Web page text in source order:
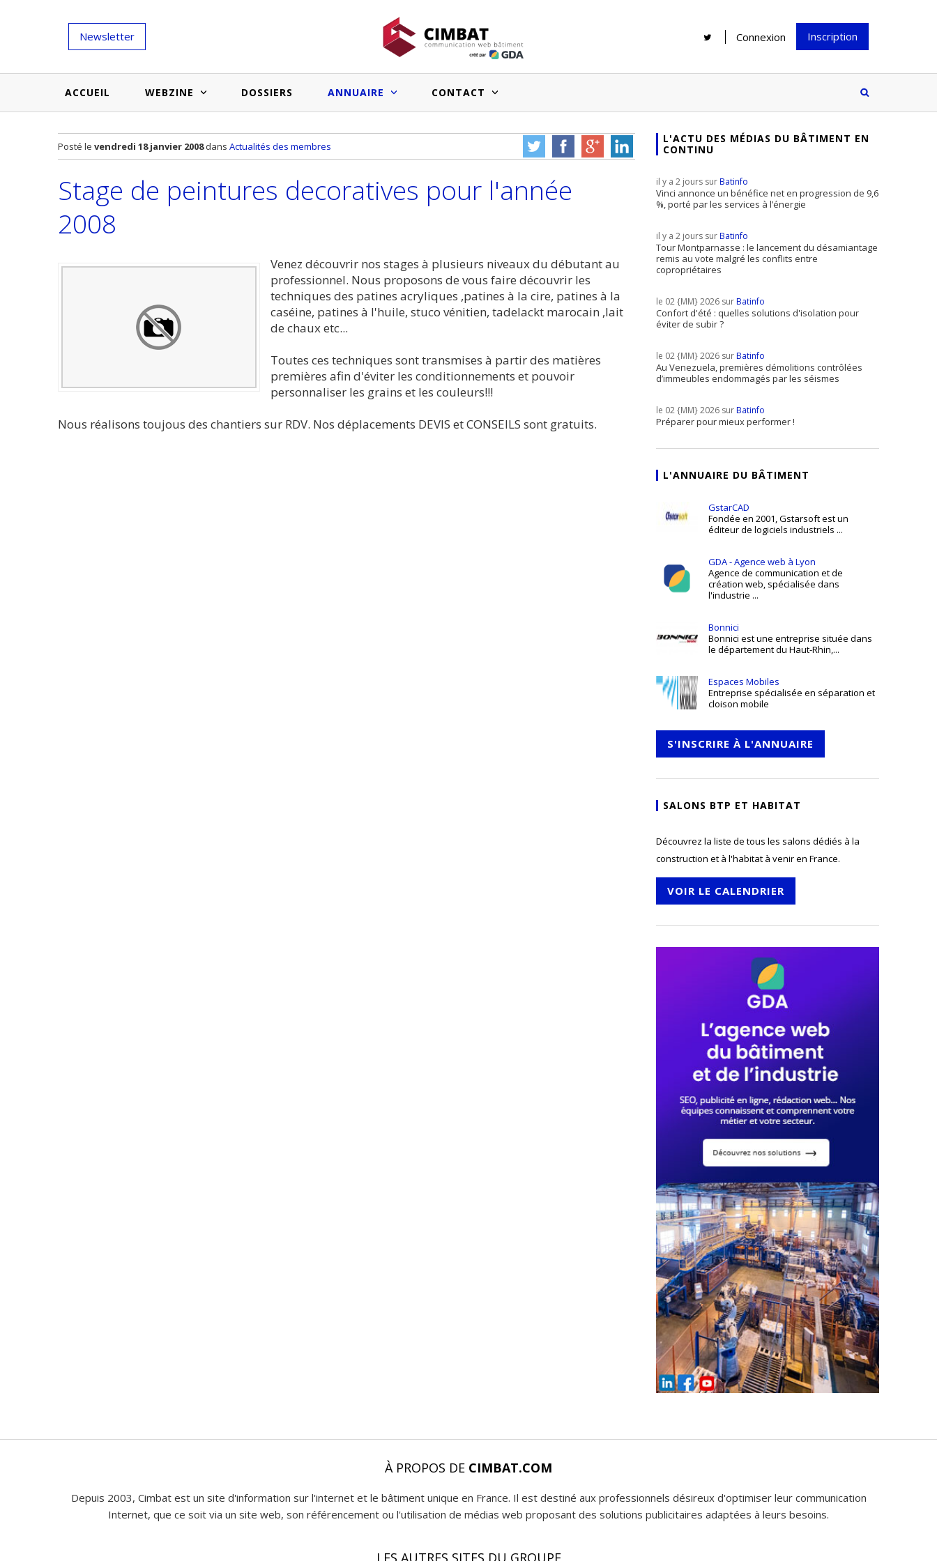
Newsletter Connexion Inscription
ACCUEIL WEBZINE
Salons et évènementiels
Médias du bâtiment
Techniques et conseils
des entreprises du BTP
idée mais...
sur les audiences et les chiffres
annoncés
Le print sous toutes ses formes a-t-
il encore sa place dans un monde
DOSSIERS ANNUAIRE
Annuaire
Actualités des membres
travail des artisans
Rénover une salle de bains : gagner
supports
CONTACT
Une erreur ou un bug à
Vous souhaitez inscrire
votre site à notre
Posté le vendredi 18 janvier 2008 dans Actualités des membres
Stage de peintures decoratives pour l'année
2008
Venez découvrir nos stages à plusieurs niveaux du débutant au
professionnel. Nous proposons de vous faire découvrir les
techniques des patines acryliques ,patines à la cire, patines à la
caséine, patines à l'huile, stuco vénitien, tadelackt marocain ,lait
de chaux etc...
Toutes ces techniques sont transmises à partir des matières
premières afin d'éviter les conditionnements et pouvoir
personnaliser les grains et les couleurs!!!
Nous réalisons toujous des chantiers sur RDV. Nos déplacements DEVIS et CONSEILS sont gratuits.
L'ACTU DES MÉDIAS DU BÂTIMENT EN
CONTINU
il y a 2 jours surBatinfo
Vinci annonce un bénéfice net en progression de 9,6
%, porté par les services à l’énergie
il y a 2 jours surBatinfo
Tour Montparnasse : le lancement du désamiantage
remis au vote malgré les conflits entre
copropriétaires
le 02 {MM} 2026 surBatinfo
Confort d'été : quelles solutions d'isolation pour
éviter de subir ?
le 02 {MM} 2026 surBatinfo
Au Venezuela, premières démolitions contrôlées
d’immeubles endommagés par les séismes
le 02 {MM} 2026 surBatinfo
Préparer pour mieux performer !
L'ANNUAIRE DU BÂTIMENT
GstarCAD
Fondée en 2001, Gstarsoft est un
éditeur de logiciels industriels ...
GDA - Agence web à Lyon
Agence de communication et de
création web, spécialisée dans
l'industrie ...
Bonnici
Bonnici est une entreprise située dans
le département du Haut-Rhin,...
Espaces Mobiles
Entreprise spécialisée en séparation et
cloison mobile
S'INSCRIRE À L'ANNUAIRE
SALONS BTP ET HABITAT
Découvrez la liste de tous les salons dédiés à la
construction et à l'habitat à venir en France.
VOIR LE CALENDRIER
À PROPOS DE CIMBAT.COM
Depuis 2003, Cimbat est un site d'information sur l'internet et le bâtiment unique en France. Il est destiné aux professionnels désireux d'optimiser leur communication
Internet, que ce soit via un site web, son référencement ou l'utilisation de médias web proposant des solutions publicitaires adaptées à leurs besoins.
LES AUTRES SITES DU GROUPE